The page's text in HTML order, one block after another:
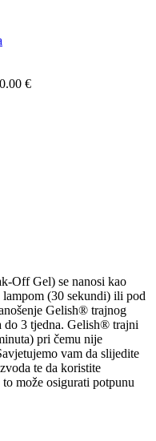
€
Off Gel) se nanosi kao
(30 sekundi) ili pod
Gelish® trajnog
do 3 tjedna. Gelish® trajni
pri čemu nije
vam da slijedite
te da koristite
može osigurati potpunu